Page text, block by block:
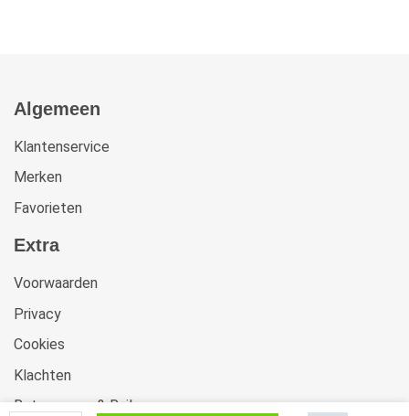
Algemeen
Klantenservice
Merken
Favorieten
Extra
Voorwaarden
Privacy
Cookies
Klachten
Retourneren & Ruilen